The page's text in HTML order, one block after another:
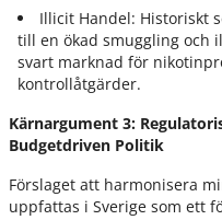
Illicit Handel: Historiskt
till en ökad smuggling och
svart marknad för
kontrollåtgärder.
Kärnargument 3:
Budgetdriven Politik
Förslaget att harmonisera
uppfattas i Sverige som ett